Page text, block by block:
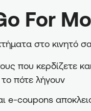
For
στο κινητό
που κερδίζετε
πότε λήγουν
e-coupons